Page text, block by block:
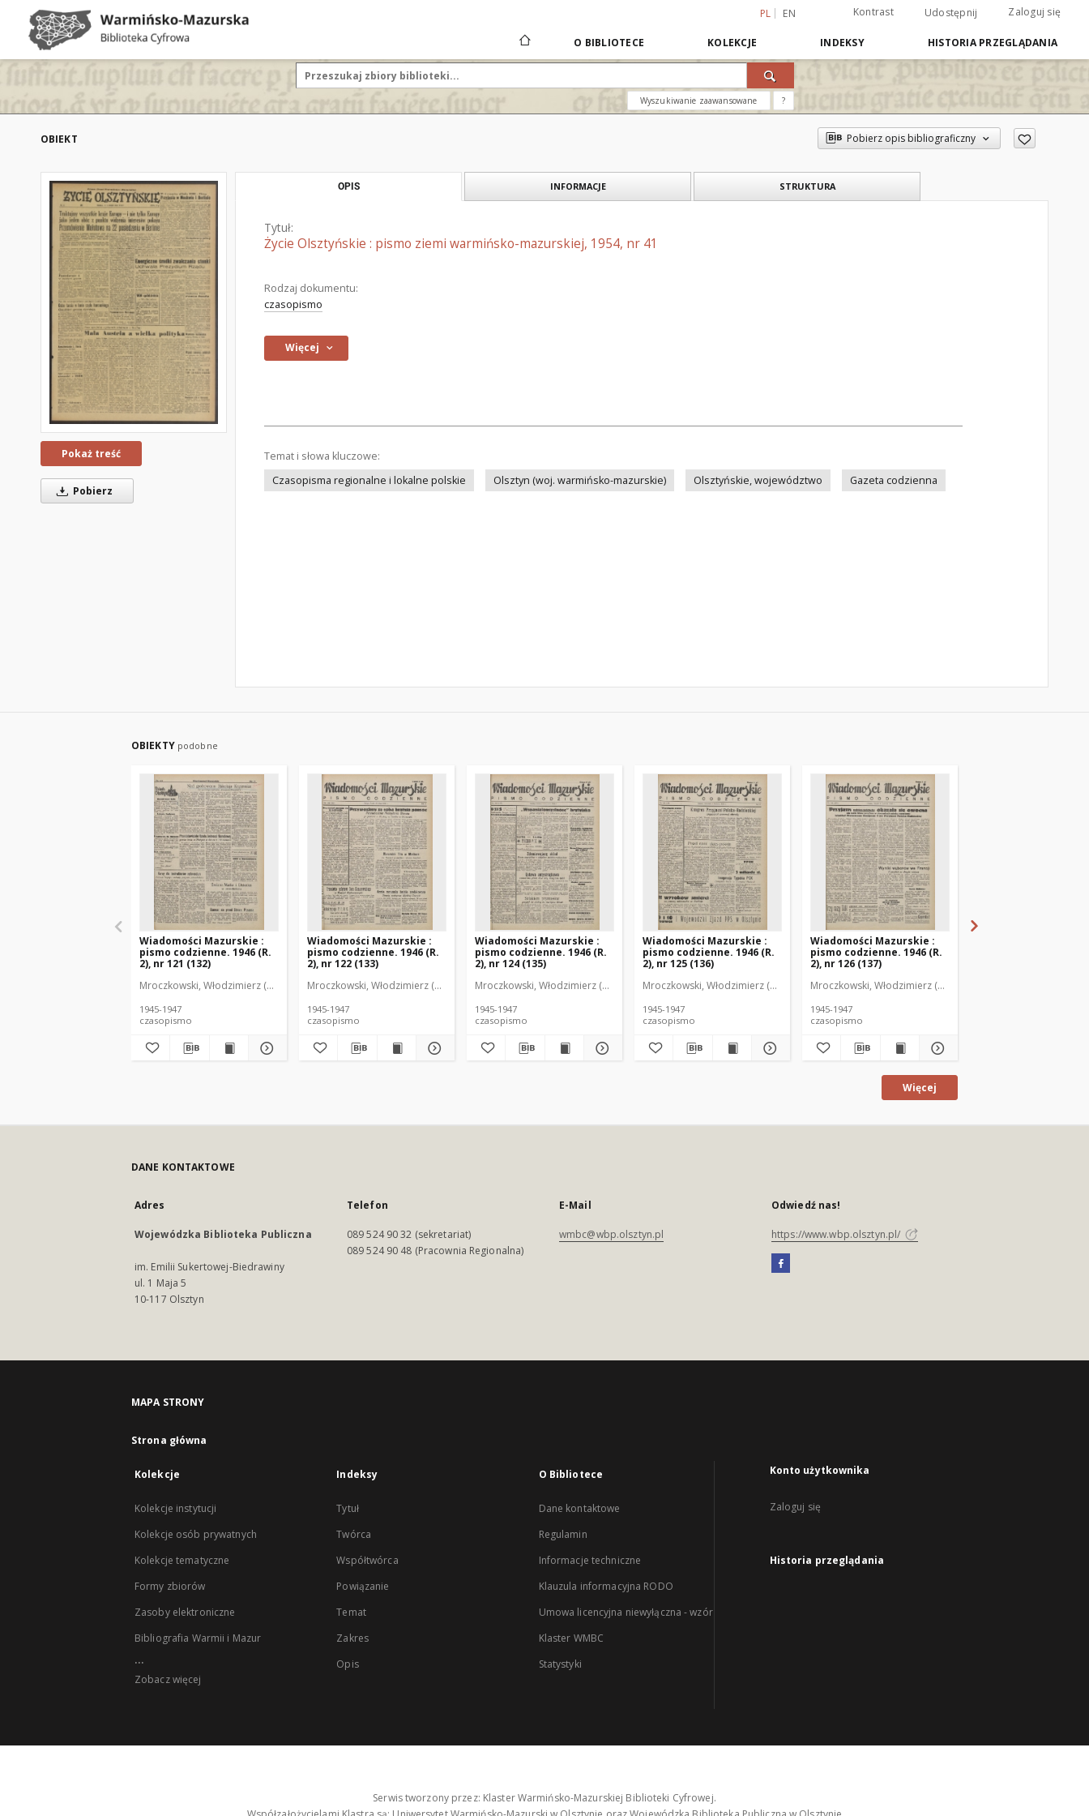
PL EN Kontrast Udostępnij Zaloguj się
O BIBLIOTECE KOLEKCJE INDEKSY HISTORIA PRZEGLĄDANIA
Wyszukiwanie zaawansowane ?
OBIEKT Pobierz opis bibliograficzny
Pokaż treść
Pobierz
OPIS INFORMACJE STRUKTURA
Tytuł:
Życie Olsztyńskie : pismo ziemi warmińsko-mazurskiej, 1954, nr 41
Rodzaj dokumentu:
czasopismo
Więcej
Temat i słowa kluczowe:
Czasopisma regionalne i lokalne polskie
Olsztyn (woj. warmińsko-mazurskie) Olsztyńskie, województwo Gazeta codzienna
OBIEKTY podobne
Wiadomości Mazurskie :
pismo codzienne. 1946 (R.
2), nr 121 (132)
Mroczkowski, Włodzimierz (1902-1971). Redaktor
1945-1947
czasopismo
Wiadomości Mazurskie :
pismo codzienne. 1946 (R.
2), nr 122 (133)
Mroczkowski, Włodzimierz (1902-1971). Redaktor
1945-1947
czasopismo
Wiadomości Mazurskie :
pismo codzienne. 1946 (R.
2), nr 124 (135)
Mroczkowski, Włodzimierz (1902-1971). Redaktor
1945-1947
czasopismo
Wiadomości Mazurskie :
pismo codzienne. 1946 (R.
2), nr 125 (136)
Mroczkowski, Włodzimierz (1902-1971). Redaktor
1945-1947
czasopismo
Wiadomości Mazurskie :
pismo codzienne. 1946 (R.
2), nr 126 (137)
Mroczkowski, Włodzimierz (1902-1971). Redaktor
1945-1947
czasopismo
Więcej
DANE KONTAKTOWE
Adres
Wojewódzka Biblioteka Publiczna
im. Emilii Sukertowej-Biedrawiny
ul. 1 Maja 5
10-117 Olsztyn
Telefon
089 524 90 32 (sekretariat)
089 524 90 48 (Pracownia Regionalna)
E-Mail
wmbc@wbp.olsztyn.pl
Odwiedź nas!
https://www.wbp.olsztyn.pl/
MAPA STRONY
Strona główna
Kolekcje
Kolekcje instytucji
Kolekcje osób prywatnych
Kolekcje tematyczne
Formy zbiorów
Zasoby elektroniczne
Bibliografia Warmii i Mazur
...
Zobacz więcej
Indeksy
Tytuł
Twórca
Współtwórca
Powiązanie
Temat
Zakres
Opis
O Bibliotece
Dane kontaktowe
Regulamin
Informacje techniczne
Klauzula informacyjna RODO
Umowa licencyjna niewyłączna - wzór
Klaster WMBC
Statystyki
Konto użytkownika
Zaloguj się
Historia przeglądania
Serwis tworzony przez: Klaster Warmińsko-Mazurskiej Biblioteki Cyfrowej.